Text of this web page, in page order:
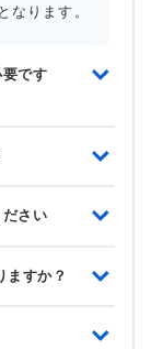
なります。
です
さい
ますか？